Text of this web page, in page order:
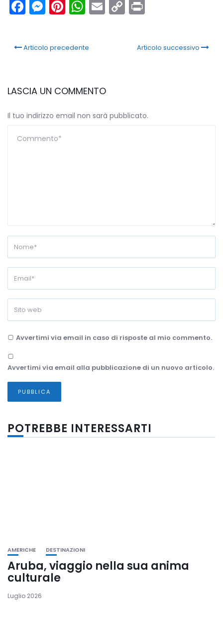
Facebook
Messenger
Pinterest
WhatsApp
EmailCopy
Articolo precedente Articolo successivo
LASCIA UN COMMENTO
Il tuo indirizzo email non sarà pubblicato.
Avvertimi via email in caso di risposte al mio commento.
Avvertimi via email alla pubblicazione di un nuovo articolo.
POTREBBE INTERESSARTI
AMERICHE DESTINAZIONI
Aruba, viaggio nella sua anima
culturale
Luglio 2026